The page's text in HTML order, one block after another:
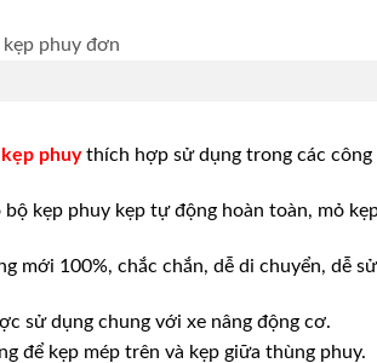
kẹp phuythích hợp sử dụng trong các công
bộ kẹp phuy kẹp tự động hoàn toàn, mỏ
mới 100%, chắc chắn, dễ di chuyển, dễ
sử dụng chung với xe nâng động cơ.
để kẹp mép trên và kẹp giữa thùng phuy.